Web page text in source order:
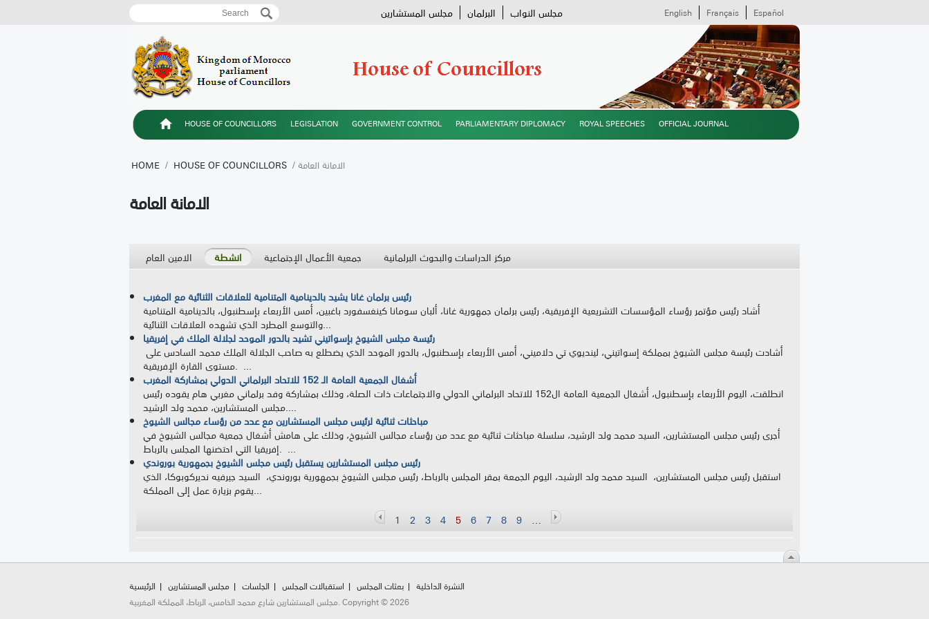
Search form
Search مجلس النواب البرلمان مجلس المستشارين Español
Français
English
HOUSE OF COUNCILLORS LEGISLATION GOVERNMENT CONTROL PARLIAMENTARY DIPLOMACY ROYAL SPEECHES OFFICIAL JOURNAL
HOME / HOUSE OF COUNCILLORS / الامانة العامة
الامانة العامة
الامين العام انشطة جمعية الأعمال الإجتماعية مركز الدراسات والبحوث البرلمانية
رئيس برلمان غانا يشيد بالدينامية المتنامية للعلاقات الثنائية مع المغرب
أشاد رئيس مؤتمر رؤساء المؤسسات التشريعية الإفريقية، رئيس برلمان جمهورية غانا، ألبان سومانا كينغسفورد باغبين، أمس الأربعاء بإسطنبول، بالدينامية المتنامية
والتوسع المطرد الذي تشهده العلاقات الثنائية...
رئيسة مجلس الشيوخ بإسواتيني تشيد بالدور الموحد لجلالة الملك في إفريقيا
مستوى القارة الإفريقية. ...
أشغال الجمعية العامة الـ 152 للاتحاد البرلماني الدولي بمشاركة المغرب
انطلقت، اليوم الأربعاء بإسطنبول، أشغال الجمعية العامة ال152 للاتحاد البرلماني الدولي والاجتماعات ذات الصلة، وذلك بمشاركة وفد برلماني مغربي هام يقوده رئيس
مجلس المستشارين، محمد ولد الرشيد....
مباحثات ثنائية لرئيس مجلس المستشارين مع عدد من رؤساء مجالس الشيوخ
أجرى رئيس مجلس المستشارين، السيد محمد ولد الرشيد، سلسلة مباحثات ثنائية مع عدد من رؤساء مجالس الشيوخ، وذلك على هامش أشغال جمعية مجالس الشيوخ في
إفريقيا التي احتضنها المجلس بالرباط. ...
رئيس مجلس المستشارين يستقبل رئيس مجلس الشيوخ بجمهورية بوروندي
استقبل رئيس مجلس المستشارين، السيد محمد ولد الرشيد، اليوم الجمعة بمقر المجلس بالرباط، رئيس مجلس الشيوخ بجمهورية بوروندي، السيد جيرفيه نديركوبوكا، الذي
يقوم بزيارة عمل إلى المملكة...
1 2 3 4 5 6 7 8 9 …
الرئيسية مجلس المستشارين الجلسات استقبالات المجلس بعثات المجلس
النشرة الداخلية
مجلس المستشارين شارع محمد الخامس، الرباط، المملكة المغربية. Copyright © 2026